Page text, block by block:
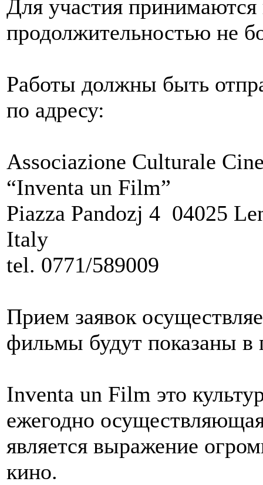
Для участия
продолжительностью не
Работы должны быть
по адресу:
Associazione Culturale
“Inventa un Film”
Piazza Pandozj 4 04025
Italy
tel. 0771/589009
Прием заявок
фильмы будут показаны в
Inventa un Film это
ежегодно
является выражение
кино.